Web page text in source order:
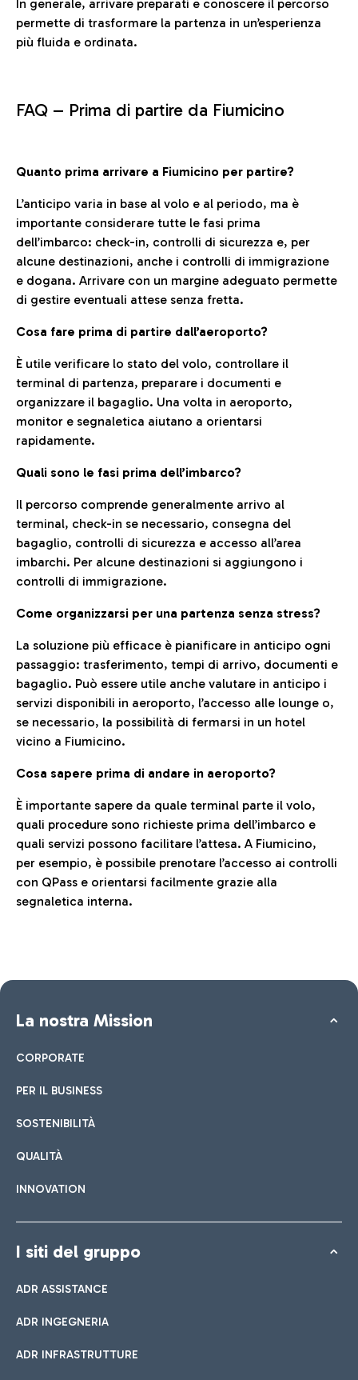
In generale, arrivare preparati e conoscere il percorso
permette di trasformare la partenza in un’esperienza
più fluida e ordinata.
FAQ – Prima di partire da Fiumicino
Quanto prima arrivare a Fiumicino per partire?
L’anticipo varia in base al volo e al periodo, ma è
importante considerare tutte le fasi prima
dell’imbarco: check-in, controlli di sicurezza e, per
alcune destinazioni, anche i controlli di immigrazione
e dogana. Arrivare con un margine adeguato permette
di gestire eventuali attese senza fretta.
Cosa fare prima di partire dall’aeroporto?
È utile verificare lo stato del volo, controllare il
terminal di partenza, preparare i documenti e
organizzare il bagaglio. Una volta in aeroporto,
monitor e segnaletica aiutano a orientarsi
rapidamente.
Quali sono le fasi prima dell’imbarco?
Il percorso comprende generalmente arrivo al
terminal, check-in se necessario, consegna del
bagaglio, controlli di sicurezza e accesso all’area
imbarchi. Per alcune destinazioni si aggiungono i
controlli di immigrazione.
Come organizzarsi per una partenza senza stress?
La soluzione più efficace è pianificare in anticipo ogni
passaggio: trasferimento, tempi di arrivo, documenti e
bagaglio. Può essere utile anche valutare in anticipo i
servizi disponibili in aeroporto, l’accesso alle lounge o,
se necessario, la possibilità di fermarsi in un hotel
vicino a Fiumicino.
Cosa sapere prima di andare in aeroporto?
È importante sapere da quale terminal parte il volo,
quali procedure sono richieste prima dell’imbarco e
quali servizi possono facilitare l’attesa. A Fiumicino,
per esempio, è possibile prenotare l’accesso ai controlli
con QPass e orientarsi facilmente grazie alla
segnaletica interna.
La nostra Mission
CORPORATE
PER IL BUSINESS
SOSTENIBILITÀ
QUALITÀ
INNOVATION
I siti del gruppo
ADR ASSISTANCE
ADR INGEGNERIA
ADR INFRASTRUTTURE